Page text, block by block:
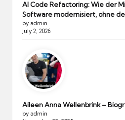
AI Code Refactoring: Wie der
Software modernisiert, ohne
by admin
July 2, 2026
Aileen Anna Wellenbrink –
by admin